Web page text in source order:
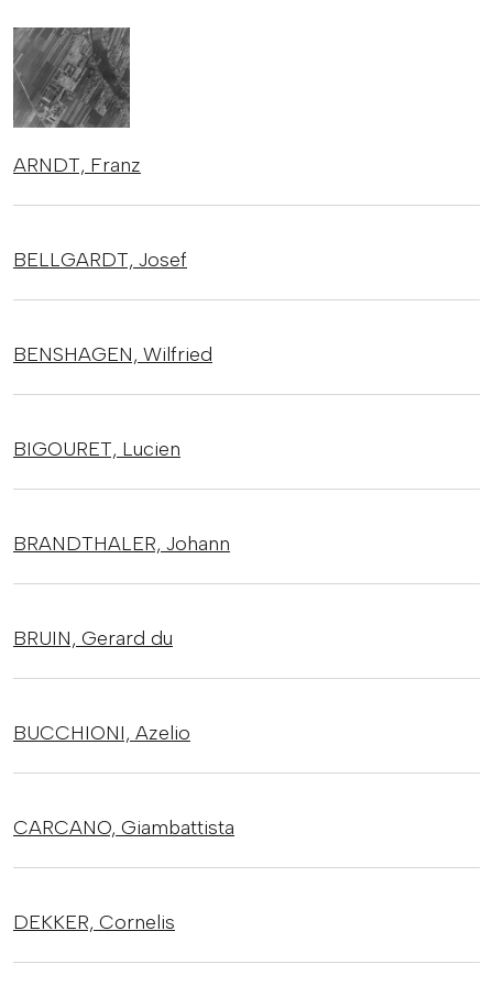
ARNDT, Franz
BELLGARDT, Josef
BENSHAGEN, Wilfried
BIGOURET, Lucien
BRANDTHALER, Johann
BRUIN, Gerard du
BUCCHIONI, Azelio
CARCANO, Giambattista
DEKKER, Cornelis